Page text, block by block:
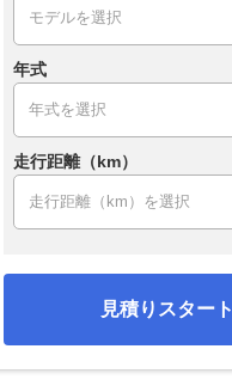
年式
走行距離（km）
見積りスタート